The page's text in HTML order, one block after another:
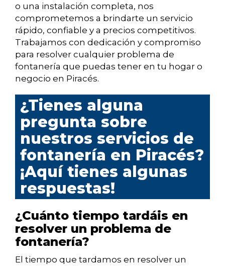
o una instalación completa, nos
comprometemos a brindarte un servicio
rápido, confiable y a precios competitivos.
Trabajamos con dedicación y compromiso
para resolver cualquier problema de
fontanería que puedas tener en tu hogar o
negocio en Piracés.
¿Tienes alguna
pregunta sobre
nuestros servicios de
fontanería en Piracés?
¡Aquí tienes algunas
respuestas!
¿Cuánto tiempo tardáis en
resolver un problema de
fontanería?
El tiempo que tardamos en resolver un